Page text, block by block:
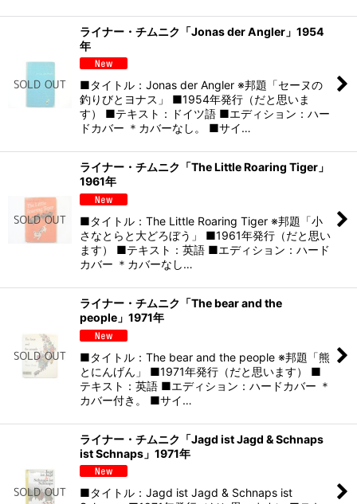
ライナー・チムニク「Jonas der Angler」1954
年
■タイトル：Jonas der Angler ※邦題「セーヌの
釣りびとヨナス」 ■1954年発行（だと思いま
す） ■テキスト：ドイツ語 ■エディション：ハー
ドカバー ＊カバーなし。 ■サイ…
ライナー・チムニク「The Little Roaring Tiger」
1961年
■タイトル：The Little Roaring Tiger ※邦題「小
さなとらと大どろぼう」 ■1961年発行（だと思い
ます） ■テキスト：英語 ■エディション：ハード
カバー ＊カバーなし…
ライナー・チムニク「The bear and the
people」1971年
■タイトル：The bear and the people ※邦題「熊
とにんげん」 ■1971年発行（だと思います） ■
テキスト：英語 ■エディション：ハードカバー ＊
カバー付き。 ■サイ…
ライナー・チムニク「Jagd ist Jagd & Schnaps
ist Schnaps」1971年
■タイトル：Jagd ist Jagd & Schnaps ist